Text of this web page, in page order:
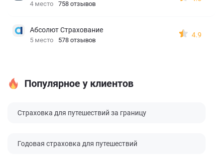
4 место 758 отзывов
Абсолют Страхование
5 место 578 отзывов
4.9
Популярное у клиентов
Страховка для путешествий за границу
Годовая страховка для путешествий